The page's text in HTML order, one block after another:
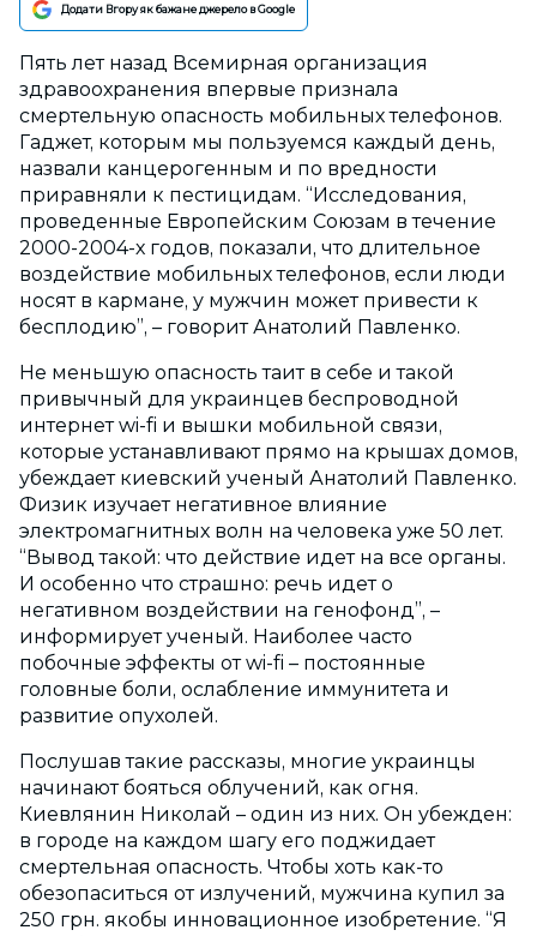
Додати Вгору як бажане джерело в Google
Пять лет назад Всемирная организация
здравоохранения впервые признала
смертельную опасность мобильных телефонов.
Гаджет, которым мы пользуемся каждый день,
назвали канцерогенным и по вредности
приравняли к пестицидам. “Исследования,
проведенные Европейским Союзам в течение
2000-2004-х годов, показали, что длительное
воздействие мобильных телефонов, если люди
носят в кармане, у мужчин может привести к
бесплодию”, – говорит Анатолий Павленко.
Не меньшую опасность таит в себе и такой
привычный для украинцев беспроводной
интернет wi-fi и вышки мобильной связи,
которые устанавливают прямо на крышах домов,
убеждает киевский ученый Анатолий Павленко.
Физик изучает негативное влияние
электромагнитных волн на человека уже 50 лет.
“Вывод такой: что действие идет на все органы.
И особенно что страшно: речь идет о
негативном воздействии на генофонд”, –
информирует ученый. Наиболее часто
побочные эффекты от wi-fi – постоянные
головные боли, ослабление иммунитета и
развитие опухолей.
Послушав такие рассказы, многие украинцы
начинают бояться облучений, как огня.
Киевлянин Николай – один из них. Он убежден:
в городе на каждом шагу его поджидает
смертельная опасность. Чтобы хоть как-то
обезопаситься от излучений, мужчина купил за
250 грн. якобы инновационное изобретение. “Я